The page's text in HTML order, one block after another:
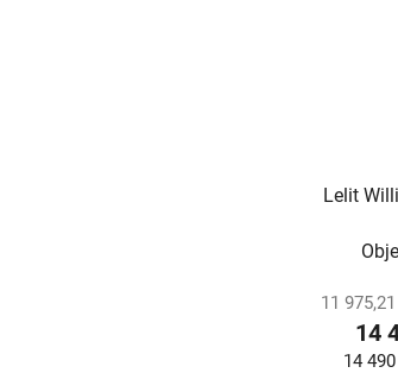
Lelit
11
14
Měrná
14